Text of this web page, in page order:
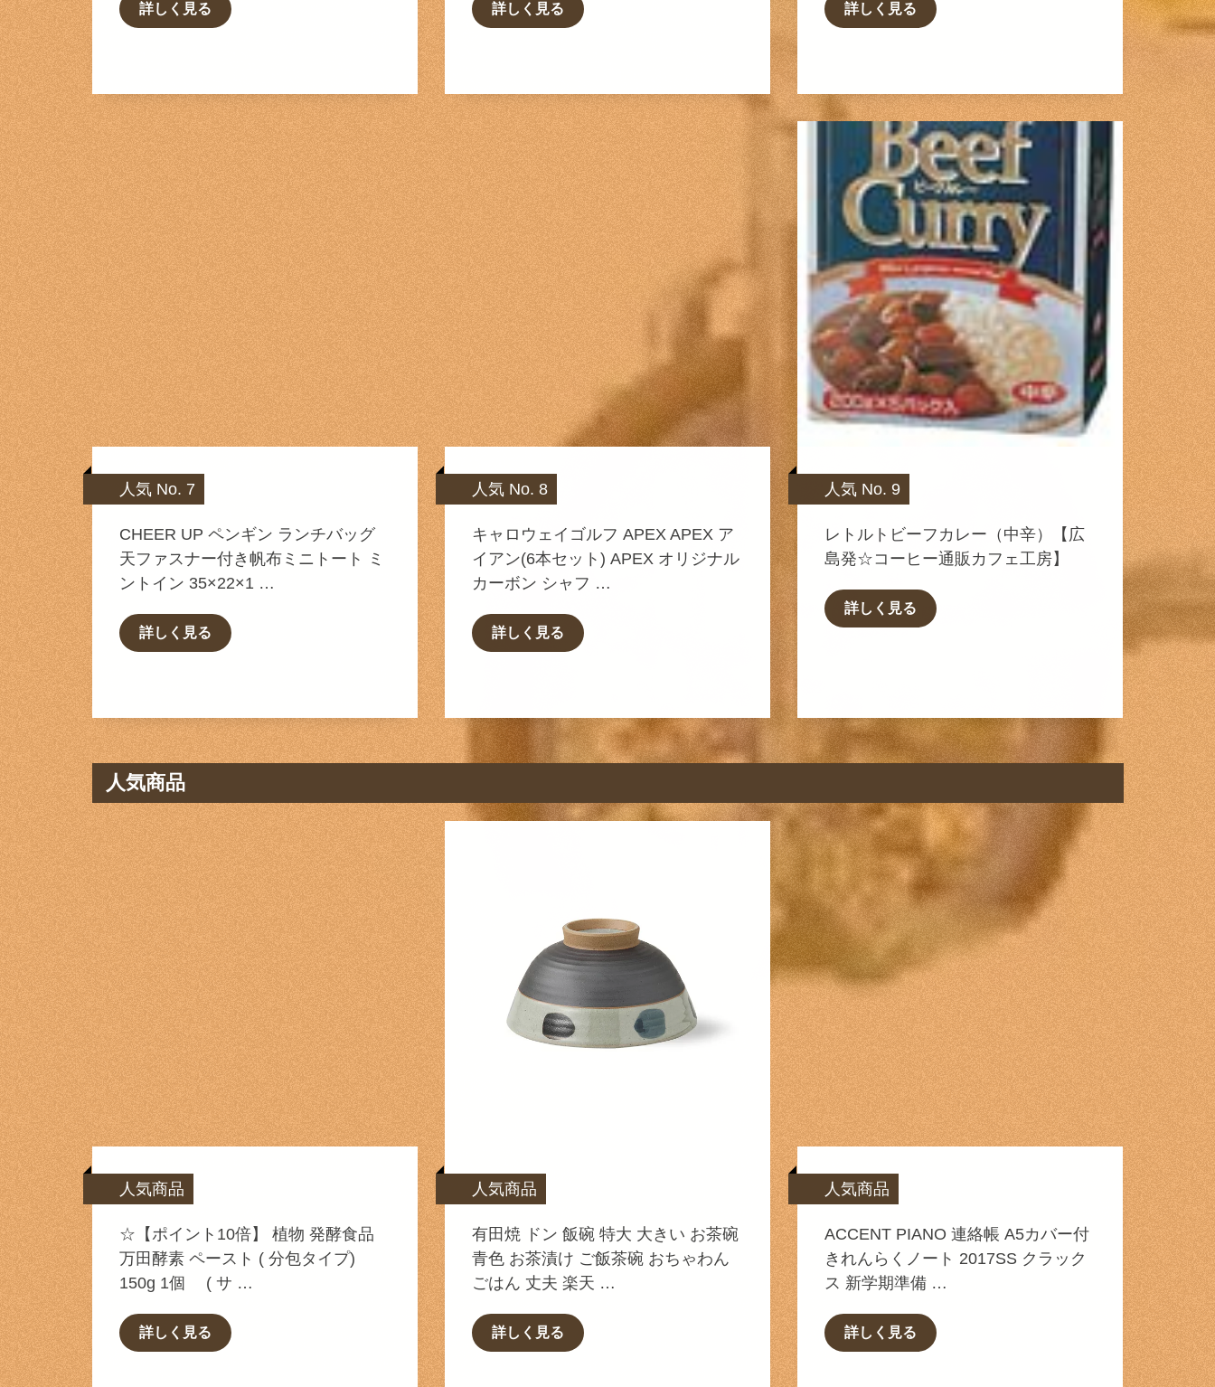
詳しく見る 詳しく見る 詳しく見る
人気 No. 7
CHEER UP ペンギン ランチバッグ
天ファスナー付き帆布ミニトート ミ
ントイン 35×22×1 …
詳しく見る
人気 No. 8
キャロウェイゴルフ APEX APEX ア
イアン(6本セット) APEX オリジナル
カーボン シャフ …
詳しく見る
人気 No. 9
レトルトビーフカレー（中辛）【広
島発☆コーヒー通販カフェ工房】
詳しく見る
人気商品
人気商品
☆【ポイント10倍】 植物 発酵食品
万田酵素 ペースト ( 分包タイプ)
150g 1個 ( サ …
詳しく見る
人気商品
有田焼 ドン 飯碗 特大 大きい お茶碗
青色 お茶漬け ご飯茶碗 おちゃわん
ごはん 丈夫 楽天 …
詳しく見る
人気商品
ACCENT PIANO 連絡帳 A5カバー付
きれんらくノート 2017SS クラック
ス 新学期準備 …
詳しく見る